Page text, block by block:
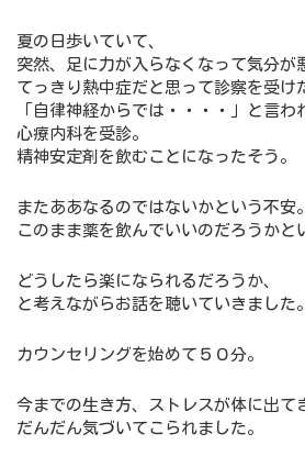
夏の日歩いていて、
突然、足に力が入らなくなって気分が
てっきり熱中症だと思って診察を受け
「自律神経からでは・・・・」と言わ
心療内科を受診。
精神安定剤を飲むことになったそう。
またああなるのではないかという不安。
このまま薬を飲んでいいのだろうかと
どうしたら楽になられるだろうか、
と考えながらお話を聴いていきました。
カウンセリングを始めて５０分。
今までの生き方、ストレスが体に出て
だんだん気づいてこられました。